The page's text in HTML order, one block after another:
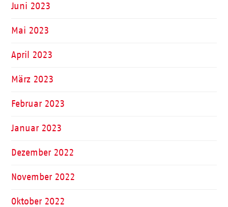
Juni 2023
Mai 2023
April 2023
März 2023
Februar 2023
Januar 2023
Dezember 2022
November 2022
Oktober 2022